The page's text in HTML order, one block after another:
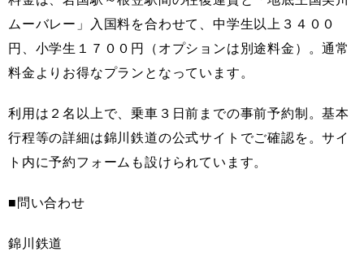
ムーバレー」入国料を合わせて、中学生以上３４００
円、小学生１７００円（オプションは別途料金）。通常
料金よりお得なプランとなっています。
利用は２名以上で、乗車３日前までの事前予約制。基本
行程等の詳細は錦川鉄道の公式サイトでご確認を。サイ
ト内に予約フォームも設けられています。
■問い合わせ
錦川鉄道